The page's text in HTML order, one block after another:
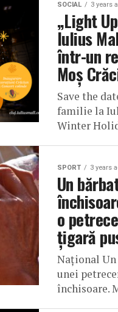
SOCIAL 3 years
„Light
Iulius
într-un
Moș
Save the
familie la
Winter
SPORT 3 years
Un
o
țigară
Național Un
unei
închisoare.